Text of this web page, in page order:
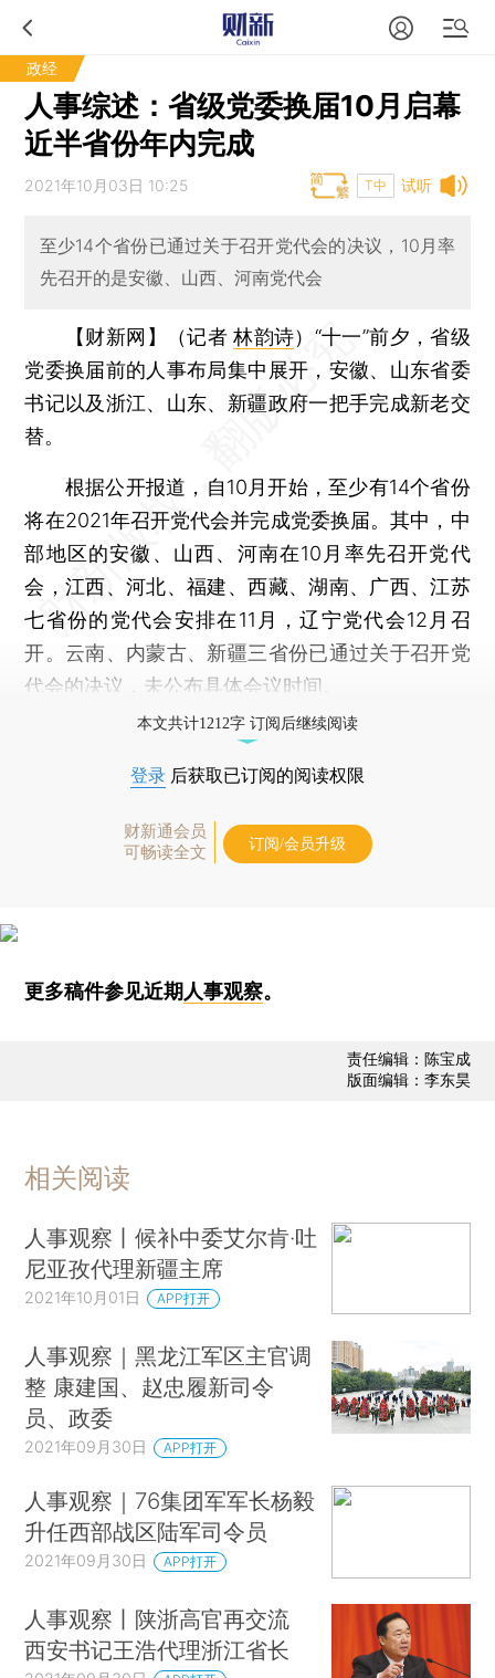
政经
人事综述：省级党委换届10月启幕
近半省份年内完成
试听
2021年10月03日 10:25 T中
至少14个省份已通过关于召开党代会的决议，10月率
先召开的是安徽、山西、河南党代会
【财新网】（记者林韵诗） “十一”前夕，省级
党委换届前的人事布局集中展开，安徽、山东省委
书记以及浙江、山东、新疆政府一把手完成新老交
替。
根据公开报道，自10月开始，至少有14个省份
将在2021年召开党代会并完成党委换届。其中，中
部地区的安徽、山西、河南在10月率先召开党代
会，江西、河北、福建、西藏、湖南、广西、江苏
七省份的党代会安排在11月，辽宁党代会12月召
开。云南、内蒙古、新疆三省份已通过关于召开党
代会的决议，未公布具体会议时间。
本文共计1212字 订阅后继续阅读
登录 后获取已订阅的阅读权限
财新通会员
可畅读全文
订阅/会员升级
更多稿件参见近期 人事观察。
责任编辑：陈宝成
版面编辑：李东昊
相关阅读
人事观察丨候补中委艾尔肯·吐
尼亚孜代理新疆主席
2021年10月01日 APP打开
人事观察｜黑龙江军区主官调
整 康建国、赵忠履新司令
员、政委
2021年09月30日 APP打开
人事观察｜76集团军军长杨毅
升任西部战区陆军司令员
2021年09月30日 APP打开
人事观察丨陕浙高官再交流
西安书记王浩代理浙江省长